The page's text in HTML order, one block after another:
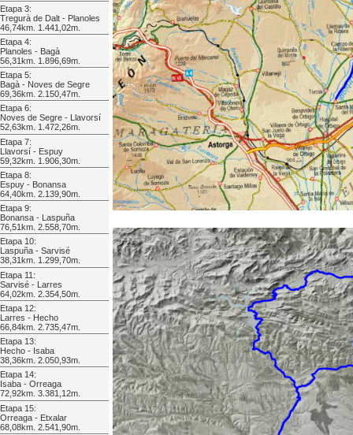
Etapa 3:
Tregurà de Dalt - Planoles
46,74km. 1.441,02m.
Etapa 4:
Planoles - Bagà
56,31km. 1.896,69m.
Etapa 5:
Bagà - Noves de Segre
69,36km. 2.150,47m.
Etapa 6:
Noves de Segre - Llavorsí
52,63km. 1.472,26m.
Etapa 7:
Llavorsí - Espuy
59,32km. 1.906,30m.
Etapa 8:
Espuy - Bonansa
64,40km. 2.139,90m.
Etapa 9:
Bonansa - Laspuña
76,51km. 2.558,70m.
Etapa 10:
Laspuña - Sarvisé
38,31km. 1.299,70m.
Etapa 11:
Sarvisé - Larres
64,02km. 2.354,50m.
Etapa 12:
Larres - Hecho
66,84km. 2.735,47m.
Etapa 13:
Hecho - Isaba
38,36km. 2.050,93m.
Etapa 14:
Isaba - Orreaga
72,92km. 3.381,12m.
Etapa 15:
Orreaga - Etxalar
68,08km. 2.541,90m.